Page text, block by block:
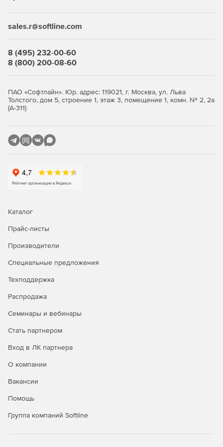
Расширенная программа QAQC.
математических сценариев.
Анализ конечных элементов по методу Галеркина.
Размещение секций потоков в любое место модели.
качестве констант или уравнений свободного
формата.
многопоточности и нескольких процессоров.
sales.r@softline.com
8 (495) 232-00-60
8 (800) 200-08-60
ПАО «Софтлайн». Юр. адрес: 119021, г. Москва, ул. Льва
Толстого, дом 5, строение 1, этаж 3, помещение 1, комн. № 2, 2а
(А-311)
Каталог
Прайс-листы
Производители
Специальные предложения
Техподдержка
Распродажа
Семинары и вебинары
Стать партнером
Вход в ЛК партнера
О компании
Вакансии
Помощь
Группа компаний Softline